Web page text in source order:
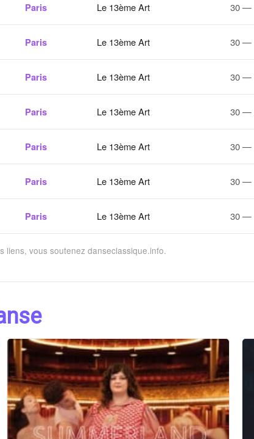
Paris Le 13ème Art 30 —
Paris Le 13ème Art 30 —
Paris Le 13ème Art 30 —
Paris Le 13ème Art 30 —
Paris Le 13ème Art 30 —
Paris Le 13ème Art 30 —
Paris Le 13ème Art 30 —
liens, vous soutenez danseclassique.info.